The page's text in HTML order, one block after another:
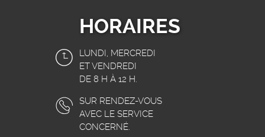
HORAIRES
LUNDI, MERCREDI
ET VENDREDI
DE 8 H À 12 H.
SUR RENDEZ-VOUS
AVEC LE SERVICE
CONCERNÉ.